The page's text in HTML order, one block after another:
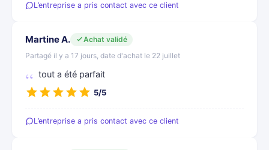
L’entreprise a pris contact avec ce client
Martine A.
Achat validé
Partagé il y a 17 jours, date d'achat le 22 juillet
tout a été parfait
5/5
L’entreprise a pris contact avec ce client